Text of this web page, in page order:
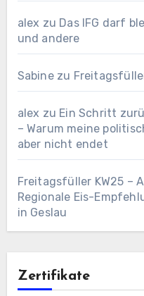
alex zu Das IFG darf
und andere
Sabinezu
alex zu Ein Schritt
– Warum meine
aber nicht endet
Freitagsfüller KW25 –
Regionale Eis-
in Geslau
Zertifikate